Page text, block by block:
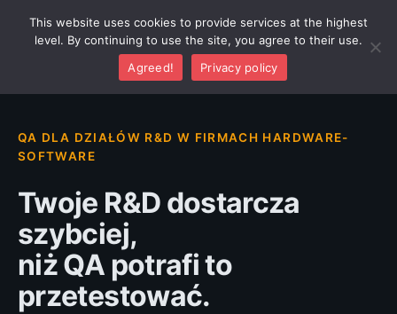
Umów 30-minutową
rozmowę
QA DLA DZIAŁÓW R&D W FIRMACH HARDWARE-
SOFTWARE
Twoje R&D dostarcza
szybciej,
niż QA potrafi to
przetestować.
This website uses cookies to provide services at the highest
level. By continuing to use the site, you agree to their use.
Agreed!
Privacy policy